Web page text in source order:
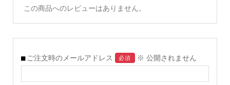
この商品へのレビューはありません。
ご注文時のメールアドレス 必須 ※ 公開されません